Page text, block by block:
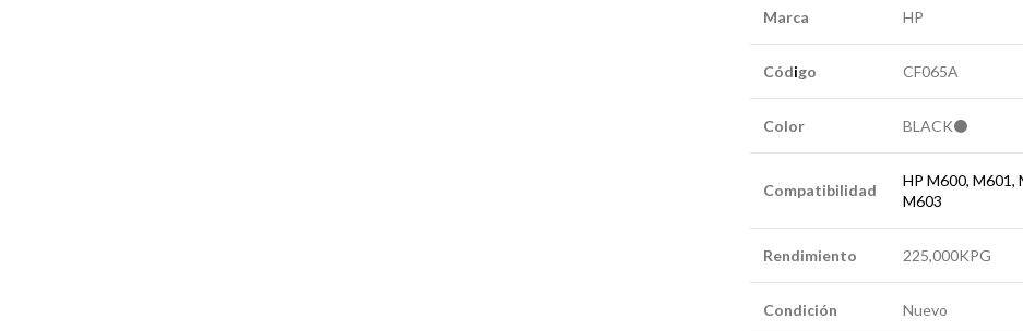
Marca HP
Código CF065A
Color BLACK⚫
Compatibilidad
HP M600, M601,
M603
Rendimiento 225,000KPG
Condición Nuevo